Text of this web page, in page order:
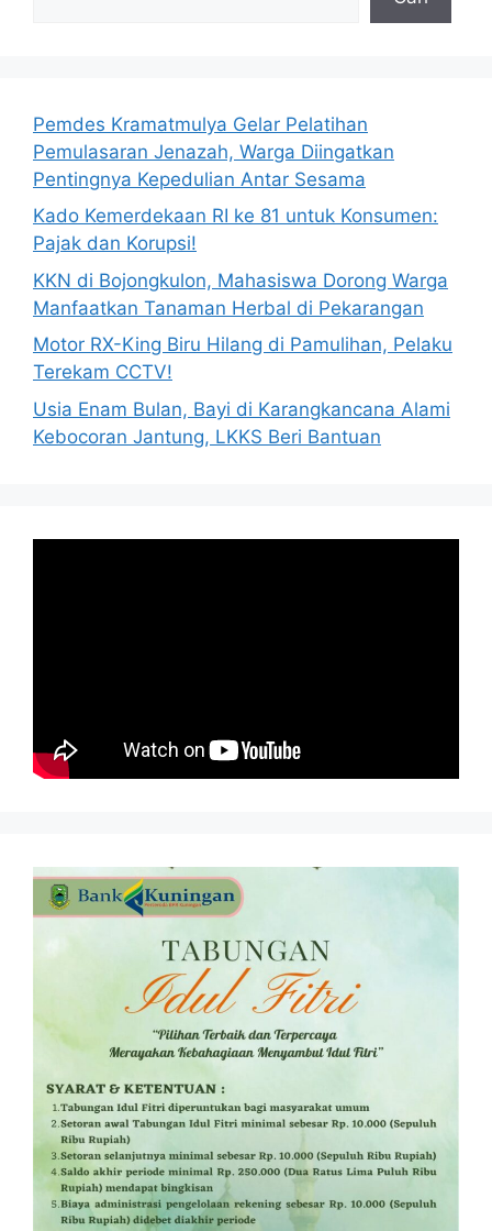
Pemdes Kramatmulya Gelar Pelatihan
Pemulasaran Jenazah, Warga Diingatkan
Pentingnya Kepedulian Antar Sesama
Kado Kemerdekaan RI ke 81 untuk Konsumen:
Pajak dan Korupsi!
KKN di Bojongkulon, Mahasiswa Dorong Warga
Manfaatkan Tanaman Herbal di Pekarangan
Motor RX-King Biru Hilang di Pamulihan, Pelaku
Terekam CCTV!
Usia Enam Bulan, Bayi di Karangkancana Alami
Kebocoran Jantung, LKKS Beri Bantuan